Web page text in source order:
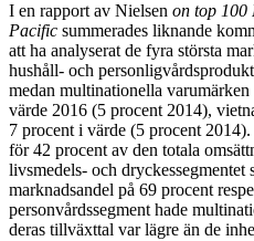
I en rapport av Nielsen on top 100
Pacific summerades liknande
att ha analyserat de fyra största
hushåll- och
medan multinationella
värde 2016 (5 procent 2014),
7 procent i värde (5 procent
för 42 procent av den totala
livsmedels- och dryckessegmentet
marknadsandel på 69 procent
personvårdssegment hade
deras tillväxttal var lägre än de